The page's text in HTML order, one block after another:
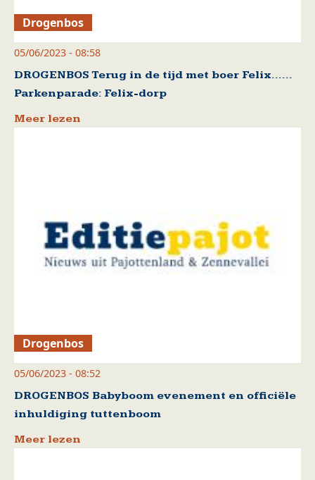
Drogenbos
05/06/2023 - 08:58
DROGENBOS Terug in de tijd met boer Felix……
Parkenparade: Felix-dorp
Meer lezen
Drogenbos
05/06/2023 - 08:52
DROGENBOS Babyboom evenement en officiële
inhuldiging tuttenboom
Meer lezen